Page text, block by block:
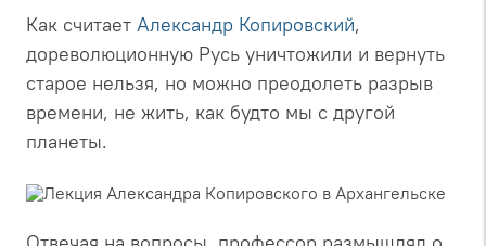
Как считает Александр Копировский,
дореволюционную Русь уничтожили и вернуть
старое нельзя, но можно преодолеть разрыв
времени, не жить, как будто мы с другой
планеты.